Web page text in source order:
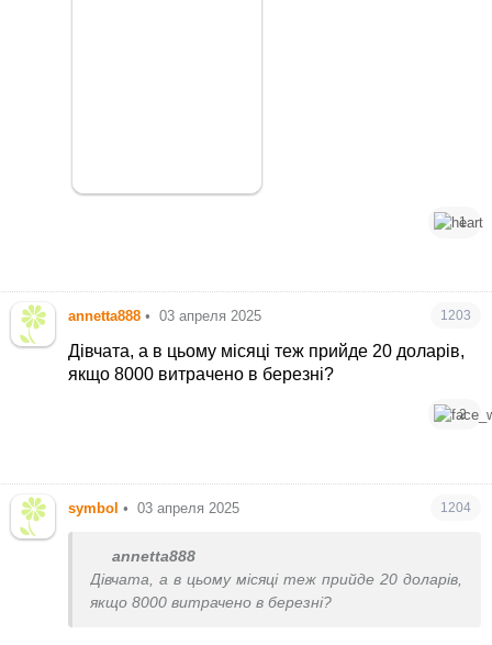
1
annetta888 • 03 апреля 2025 1203
Дівчата, а в цьому місяці теж прийде 20 доларів,
якщо 8000 витрачено в березні?
2
symbol • 03 апреля 2025 1204
annetta888
Дівчата, а в цьому місяці теж прийде 20 доларів,
якщо 8000 витрачено в березні?